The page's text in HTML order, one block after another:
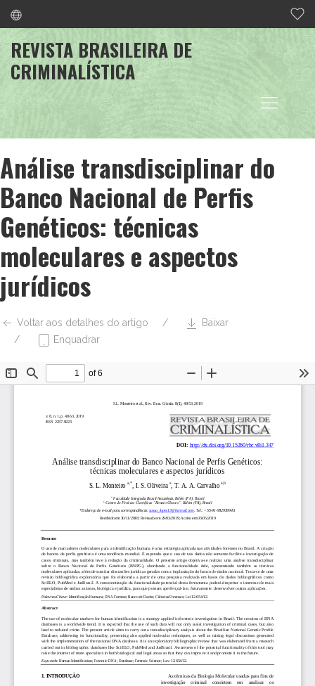
REVISTA BRASILEIRA DE
CRIMINALÍSTICA
Análise transdisciplinar do
Banco Nacional de Perfis
Genéticos: técnicas
moleculares e aspectos
jurídicos
Voltar aos detalhes do artigo
Baixar
Enquadrar